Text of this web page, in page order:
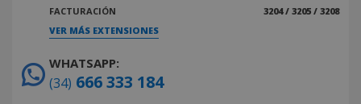
FACTURACIÓN
3204 / 3205 / 3208
VER MÁS EXTENSIONES
WHATSAPP:
(34) 666 333 184